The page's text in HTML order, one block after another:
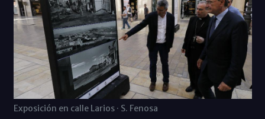
Exposición en calle Larios · S. Fenosa